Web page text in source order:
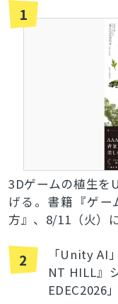
1
3Dゲームの植生を
げる。書籍『ゲー
方』、8/11（火）
2
「Unity AI
NT HILL』
EDEC2026